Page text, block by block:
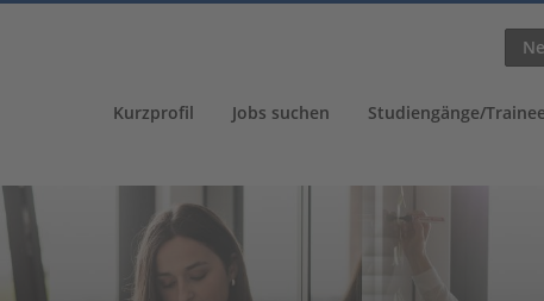
Kurzprofil Jobs suchen Studiengänge/